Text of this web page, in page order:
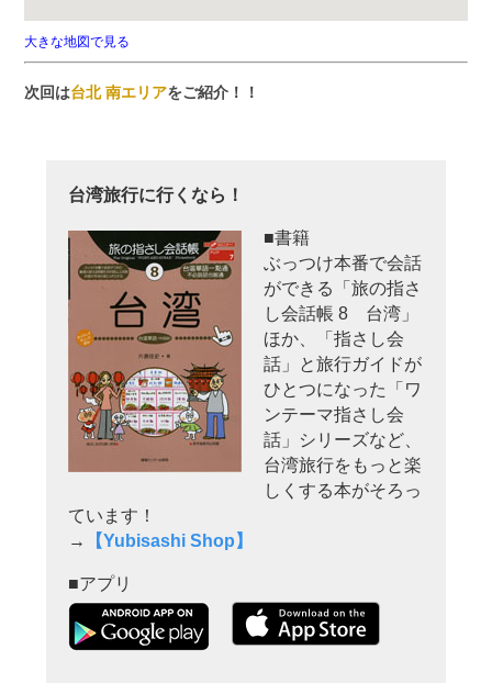
大きな地図で見る
次回は台北 南エリアをご紹介！！
台湾旅行に行くなら！
■書籍
ぶっつけ本番で会話
ができる「旅の指さ
し会話帳 8 台湾」
ほか、「指さし会
話」と旅行ガイドが
ひとつになった「ワ
ンテーマ指さし会
話」シリーズなど、
台湾旅行をもっと楽
しくする本がそろっ
ています！
→
【Yubisashi Shop】
■アプリ